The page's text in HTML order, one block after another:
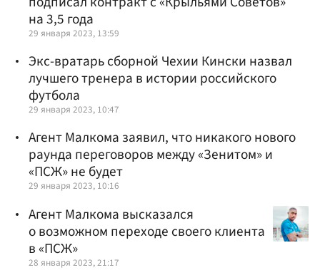
на 3,5 года
29 января 2023, 13:59
Экс-вратарь сборной Чехии Кински назвал
лучшего тренера в истории российского
футбола
29 января 2023, 10:47
Агент Малкома заявил, что никакого нового
раунда переговоров между «Зенитом» и
«ПСЖ» не будет
29 января 2023, 10:16
Агент Малкома высказался
о возможном переходе своего клиента
в «ПСЖ»
28 января 2023, 21:17